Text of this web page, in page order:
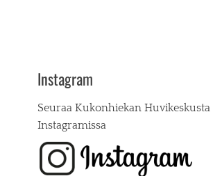
Instagram
Seuraa Kukonhiekan Huvikeskusta
Instagramissa